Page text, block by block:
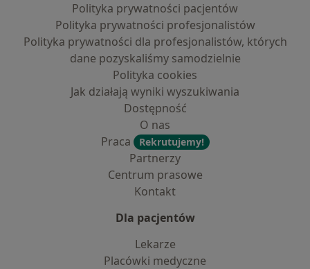
Polityka prywatności pacjentów
Polityka prywatności profesjonalistów
Polityka prywatności dla profesjonalistów, których
dane pozyskaliśmy samodzielnie
Polityka cookies
Jak działają wyniki wyszukiwania
Dostępność
O nas
Praca
Rekrutujemy!
Partnerzy
Centrum prasowe
Kontakt
Dla pacjentów
Lekarze
Placówki medyczne